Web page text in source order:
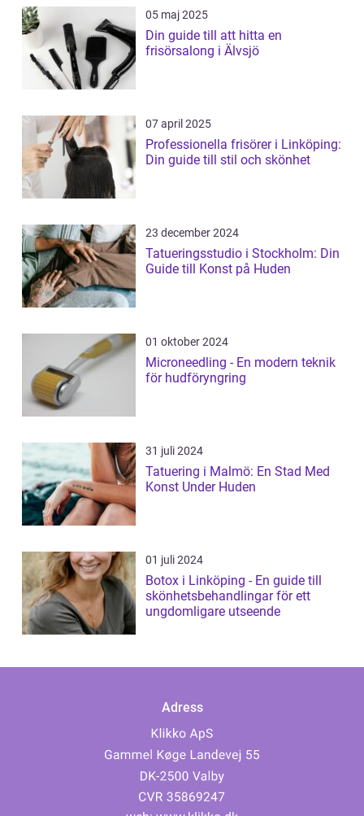
05 maj 2025
Din guide till att hitta en
frisörsalong i Älvsjö
07 april 2025
Professionella frisörer i Linköping:
Din guide till stil och skönhet
23 december 2024
Tatueringsstudio i Stockholm: Din
Guide till Konst på Huden
01 oktober 2024
Microneedling - En modern teknik
för hudföryngring
31 juli 2024
Tatuering i Malmö: En Stad Med
Konst Under Huden
01 juli 2024
Botox i Linköping - En guide till
skönhetsbehandlingar för ett
ungdomligare utseende
Adress